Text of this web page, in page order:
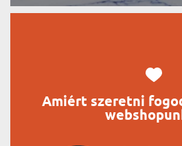
Amiért szeretni